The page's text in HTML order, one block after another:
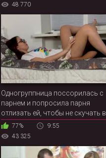
48 770
Одногруппница поссорилась с
парнем и попросила парня
отлизать ей, чтобы не скучать в
одиночестве
77%
9:55
43 325